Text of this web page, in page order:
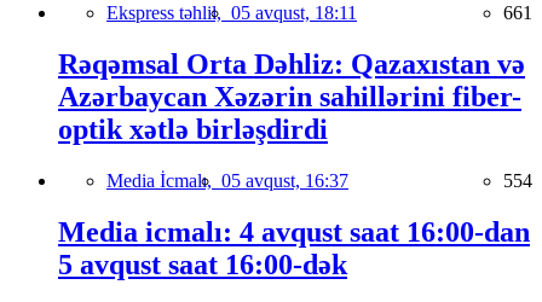
Ekspress təhlil, 05 avqust, 18:11 661
Rəqəmsal Orta Dəhliz: Qazaxıstan və
Azərbaycan Xəzərin sahillərini fiber-
optik xətlə birləşdirdi
Media İcmalı, 05 avqust, 16:37 554
Media icmalı: 4 avqust saat 16:00-dan
5 avqust saat 16:00-dək